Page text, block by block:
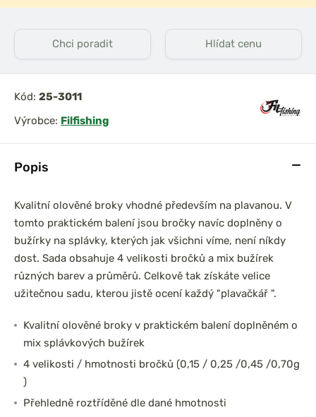
Popis
Kvalitní olověné broky vhodné především na plavanou. V
tomto praktickém balení jsou bročky navíc doplněny o
bužírky na splávky, kterých jak všichni víme, není níkdy
dost. Sada obsahuje 4 velikosti bročků a mix bužírek
různých barev a průměrů. Celkově tak získáte velice
užitečnou sadu, kterou jistě ocení každý "plavačkář ".
Kvalitní olověné broky v praktickém balení doplněném o
mix splávkových bužírek
4 velikosti / hmotnosti bročků (0,15 / 0,25 /0,45 /0,70g
)
Přehledně roztříděné dle dané hmotnosti
Chci poradit Hlídat cenu
Kód: 25-3011
Výrobce: Filfishing